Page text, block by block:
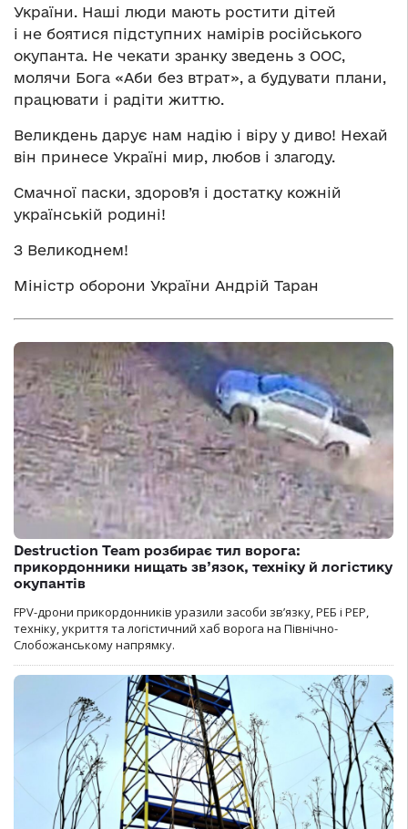
України. Наші люди мають ростити дітей
і не боятися підступних намірів російського
окупанта. Не чекати зранку зведень з ООС,
молячи Бога «Аби без втрат», а будувати плани,
працювати і радіти життю.
Великдень дарує нам надію і віру у диво! Нехай
він принесе Україні мир, любов і злагоду.
Смачної паски, здоров’я і достатку кожній
українській родині!
З Великоднем!
Міністр оборони України Андрій Таран
Destruction Team розбирає тил ворога:
прикордонники нищать зв’язок, техніку й логістику
окупантів
FPV-дрони прикордонників уразили засоби зв’язку, РЕБ і РЕР,
техніку, укриття та логістичний хаб ворога на Північно-
Слобожанському напрямку.